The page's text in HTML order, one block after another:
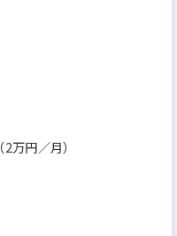
万円／月）